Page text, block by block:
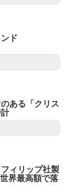
ド
ある「クリス
フィリップ社製
界最高額で落